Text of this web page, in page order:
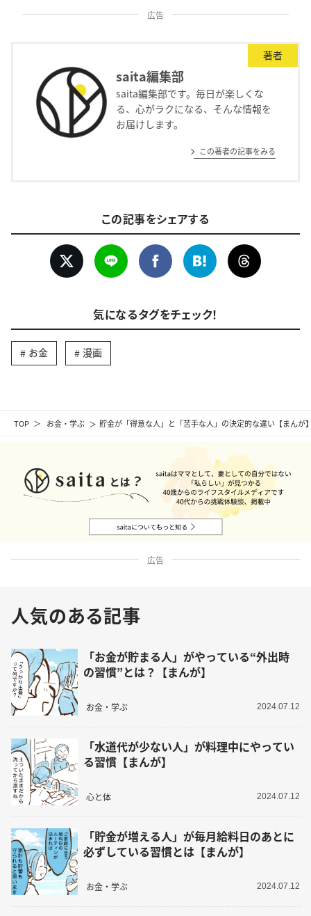
TOP お金・学ぶ 貯金が「得意な人」と「苦手な人」の決定的な違い【まんが
広告
著者
saita編集部
saita編集部です。毎日が楽しくな
る、心がラクになる、そんな情報を
お届けします。
この著者の記事をみる
この記事をシェアする
気になるタグをチェック！
お金 漫画
広告
人気のある記事
「お金が貯まる人」がやっている“外出時
の習慣”とは？【まんが】
お金・学ぶ 2024.07.12
「水道代が少ない人」が料理中にやってい
る習慣【まんが】
心と体 2024.07.12
「貯金が増える人」が毎月給料日のあとに
必ずしている習慣とは【まんが】
お金・学ぶ 2024.07.12